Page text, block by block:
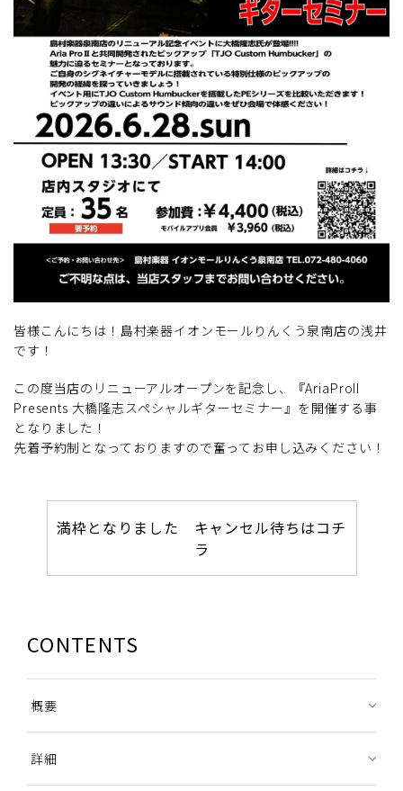
皆様こんにちは！島村楽器イオンモールりんくう泉南店の浅井
です！
この度当店のリニューアルオープンを記念し、『AriaProII
Presents 大橋隆志スペシャルギターセミナー』を開催する事
となりました！
先着予約制となっておりますので奮ってお申し込みください！
満枠となりました キャンセル待ちはコチ
ラ
CONTENTS
概要
詳細